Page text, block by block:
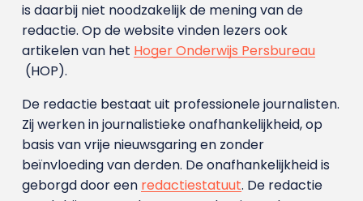
is daarbij niet noodzakelijk de mening van de
redactie. Op de website vinden lezers ook
artikelen van het Hoger Onderwijs Persbureau
(HOP).
De redactie bestaat uit professionele journalisten.
Zij werken in journalistieke onafhankelijkheid, op
basis van vrije nieuwsgaring en zonder
beïnvloeding van derden. De onafhankelijkheid is
geborgd door een redactiestatuut. De redactie